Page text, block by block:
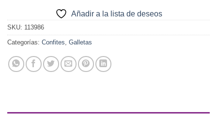
Añadir a la lista de deseos
SKU: 113986
Categorías: Confites Galletas